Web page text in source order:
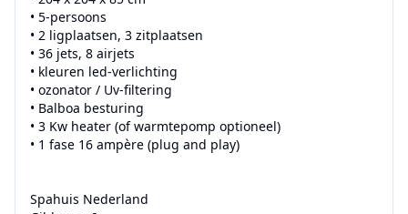
• 5-persoons
• 2 ligplaatsen, 3 zitplaatsen
• 36 jets, 8 airjets
• kleuren led-verlichting
• ozonator / Uv-filtering
• Balboa besturing
• 3 Kw heater (of warmtepomp optioneel)
• 1 fase 16 ampère (plug and play)
Spahuis Nederland